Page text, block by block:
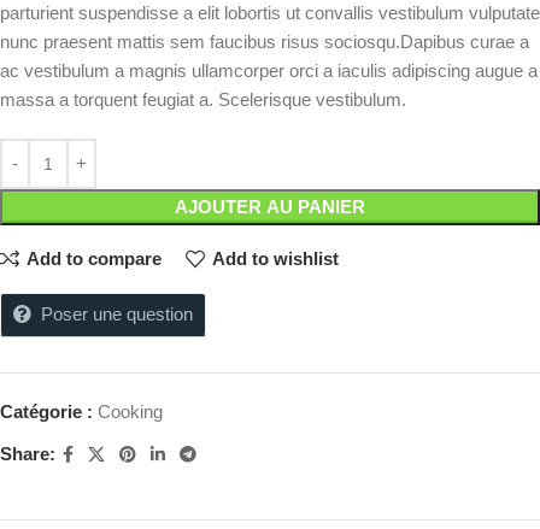
parturient suspendisse a elit lobortis ut convallis vestibulum vulputate
nunc praesent mattis sem faucibus risus sociosqu.Dapibus curae a
ac vestibulum a magnis ullamcorper orci a iaculis adipiscing augue a
massa a torquent feugiat a. Scelerisque vestibulum.
AJOUTER AU PANIER
Add to compare Add to wishlist
Poser une question
Catégorie : Cooking
Share: